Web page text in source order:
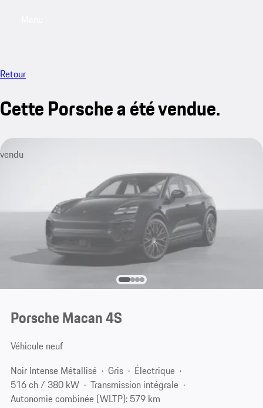
Retour
Cette Porsche a été vendue.
vendu
Porsche Macan 4S
Véhicule neuf
Noir Intense Métallisé
Gris
Électrique
516 ch / 380 kW
Transmission intégrale
Autonomie combinée (WLTP): 579 km